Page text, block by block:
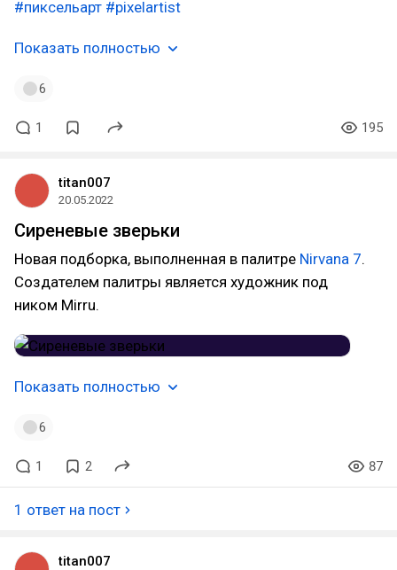
#пиксельарт #pixelartist
Показать полностью
6
1 195
titan007
20.05.2022
Сиреневые зверьки
Новая подборка, выполненная в палитре Nirvana 7.
Создателем палитры является художник под
ником Mirru.
Показать полностью
6
1 2 87
1 ответ на пост
titan007